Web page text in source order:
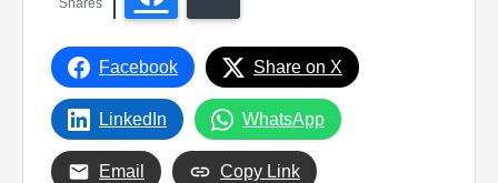
Shares
Facebook Share on X
LinkedIn WhatsApp
Email Copy Link